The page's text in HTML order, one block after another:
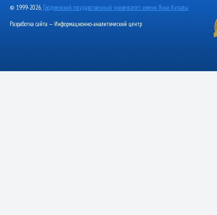
© 1999-2026, Гродненский государственный университет имени Янки Купалы
Разработка сайта — Информационно-аналитический центр